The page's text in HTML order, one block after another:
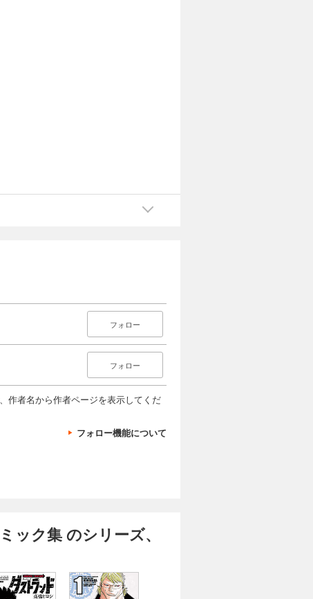
フォロー
フォロー
作者名から作者ページを表示してくだ
フォロー機能について
ク集 のシリーズ、